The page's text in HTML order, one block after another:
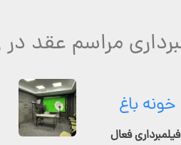
مراسم عقد
باغ